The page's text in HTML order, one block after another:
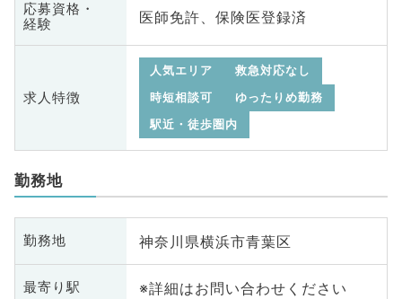
応募資格・
経験
医師免許、保険医登録済
求人特徴
人気エリア
救急対応なし
時短相談可
ゆったりめ勤務
駅近・徒歩圏内
勤務地
勤務地 神奈川県横浜市青葉区
最寄り駅 ※詳細はお問い合わせください